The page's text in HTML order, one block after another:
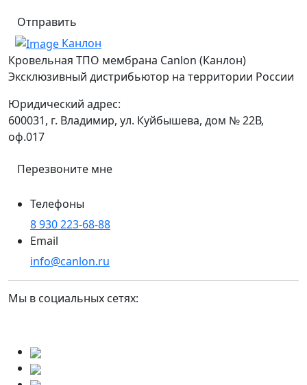
Отправить
Канлон
Кровельная ТПО мембрана Canlon (Канлон)
Эксклюзивный дистрибьютор на территории России
Юридический адрес:
600031, г. Владимир, ул. Куйбышева, дом № 22В,
оф.017
Перезвоните мне
Телефоны
8 930 223-68-88
Email
info@canlon.ru
Мы в социальных сетях: